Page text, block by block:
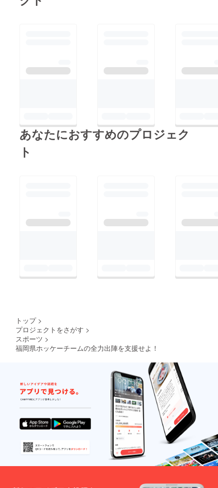
あなたにおすすめのプロジェク
ト
トップ >
プロジェクトをさがす >
スポーツ >
福岡県ホッケーチームの全力出陣を支援せよ！